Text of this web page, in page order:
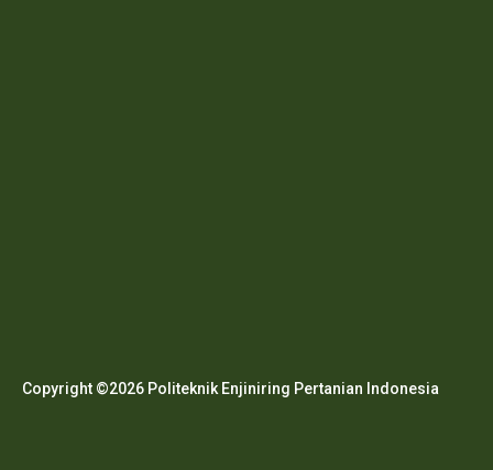
Copyright ©2026 Politeknik Enjiniring Pertanian Indonesia